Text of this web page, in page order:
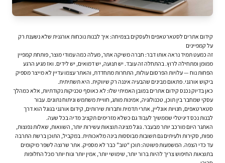
קידום אתרים לסטארטאפים ולעסקים בצמיחה: איך לבנות נוכחות אורגנית שלא נשענת רק
על קמפיינים
זה כמעט תמיד נראה אותו דבר: חברה משיקה אתר, מעלה כמה עמודי מוצר, פותחת קמפיין
ממומן ומתחילה לרוץ. בהתחלה זה עובד. יש תנועה, יש דמואים, יש לידים. ואז מגיע הרגע
הפחות נוח — עלויות הפרסום עולות, התחרות מתחדדת, והאתר עצמו עדיין לא מייצר מספיק
ביקוש אורגני. פתאום מבינים שהבעיה איננה רק שיווקית. היא תשתיתית.
כאן בדיוק נכנס קידום אתרים במובן האמיתי שלו: לא כאוסף טכניקות נקודתיות, אלא כמהלך
עסקי שמחבר בין תוכן, טכנולוגיה, אמינות מותג, חוויית משתמש וניתוח נתונים. עבור
סטארטאפים, חנויות אונליין, אתרי תדמית וחברות שירותים, קידום אורגני בגוגל הוא דרך
לבנות נכס דיגיטלי שממשיך לעבוד גם כשלא מזרימים תקציב מדיה בכל שעה.
האתגר היום מורכב יותר מבעבר. גוגל מציגה תוצאות עשירות יותר, השוואות, שאלות נפוצות,
מפות, סקירות ולעיתים גם תשובות מבוססות בינה מלאכותית. במקביל, התוכן ברשת התרבה
עד כדי הצפה. המשמעות פשוטה: תוכן “טוב” כבר לא מספיק. אתר שרוצה לשפר מיקומים
בתוצאות החיפוש צריך להיות ברור יותר, שימושי יותר, אמין יותר ונוח יותר מכל החלופות